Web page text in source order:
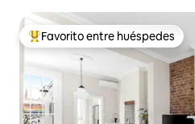
Favorito entre huéspedes
Favorito entre huéspedes